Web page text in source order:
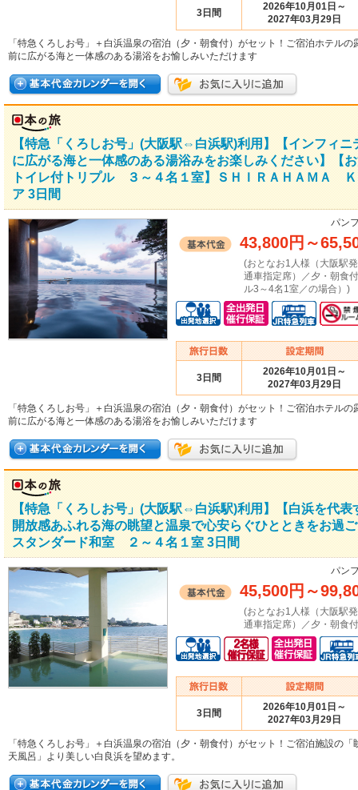
3日間
2026年10月01日～
2027年03月29日
「特急くろしお号」＋白浜温泉の宿泊（夕・朝食付）がセット！ご宿泊ホテルの
前に広がる海と一体感のある湯浴をお愉しみいただけます
【特急「くろしお号」(大阪駅⇔白浜駅)利用】【インフィニ
に広がる海と一体感のある湯浴みをお楽しみください】【
トイレ付トリプル ３～４名１室】ＳＨＩＲＡＨＡＭＡ
ア 3日間
パン
43,800円 ～
(おとなお1人様（大阪駅
通車指定席）／夕・朝食
ル3～4名1室／の場合）)
3日間
2026年10月01日～
2027年03月29日
「特急くろしお号」＋白浜温泉の宿泊（夕・朝食付）がセット！ご宿泊ホテルの
前に広がる海と一体感のある湯浴をお愉しみいただけます
【特急「くろしお号」(大阪駅⇔白浜駅)利用】【白浜を代表
開放感あふれる海の眺望と温泉で心安らぐひとときをお
スタンダード和室 ２～４名１室 3日間
パン
45,500円 ～
(おとなお1人様（大阪駅
通車指定席）／夕・朝食
3日間
2026年10月01日～
2027年03月29日
「特急くろしお号」＋白浜温泉の宿泊（夕・朝食付）がセット！ご宿泊施設の「
天風呂」より美しい白良浜を望めます。